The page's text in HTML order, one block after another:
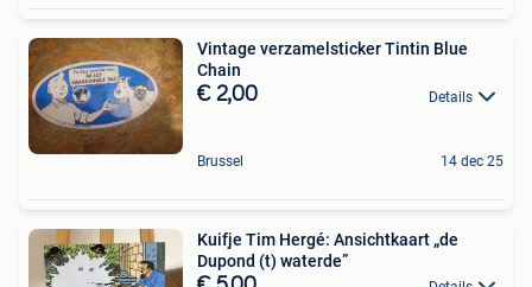
Vintage verzamelsticker Tintin Blue
Chain
€ 2,00 Details
Brussel 14 dec 25
Kuifje Tim Hergé: Ansichtkaart „de
Dupond (t) waterde”